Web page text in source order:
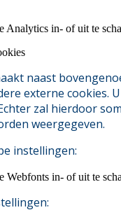
Analytics in- of uit te
naast
externe cookies.
zal hierdoor
weergegeven.
instellingen:
Webfonts in- of uit te